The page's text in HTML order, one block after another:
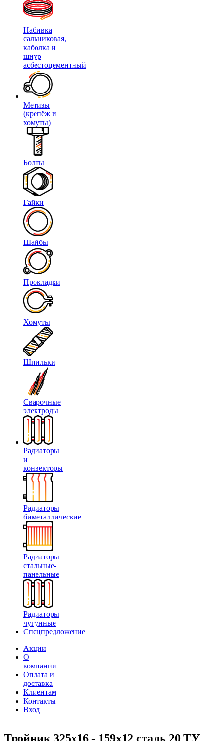
Набивка
сальниковая,
каболка и
шнур
асбестоцементный
Метизы
(крепёж и
хомуты)
Болты
Гайки
Шайбы
Прокладки
Хомуты
Шпильки
Сварочные
электроды
Радиаторы
и
конвекторы
Радиаторы
биметаллические
Радиаторы
стальные-
панельные
Радиаторы
чугунные
Спецпредложение
Акции
О
компании
Оплата и
доставка
Клиентам
Контакты
Вход
Тройник 325х16 - 159х12 сталь 20 ТУ